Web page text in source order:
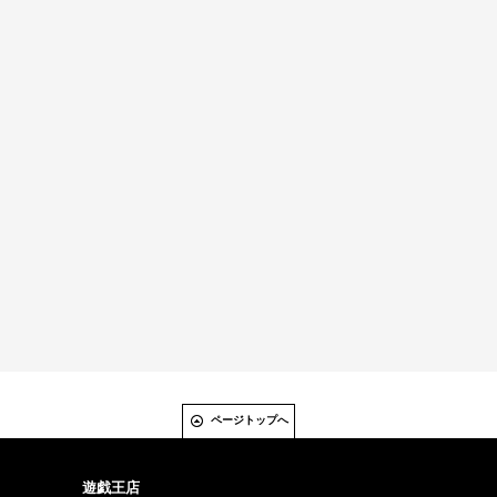
ページトップへ
遊戯王店